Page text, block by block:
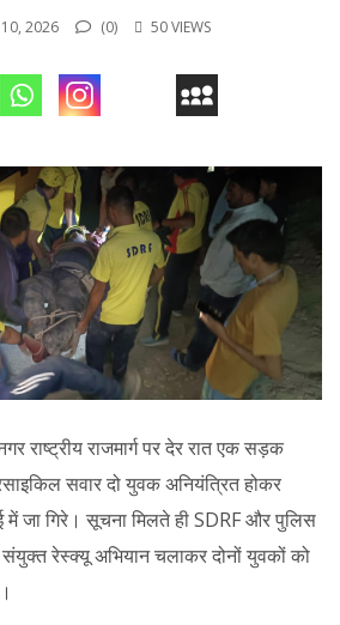
10, 2026 (0) 50 VIEWS
राष्ट्रीय राजमार्ग पर देर रात एक सड़क
सवार दो युवक अनियंत्रित होकर
में जा गिरे। सूचना मिलते ही SDRF और पुलिस
रेस्क्यू अभियान चलाकर दोनों युवकों को